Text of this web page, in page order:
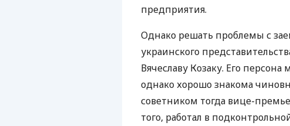
предприятия.
Однако решать проблемы с
украинского
Вячеславу Козаку. Его
однако хорошо знакома
советником тогда вице-
того, работал в